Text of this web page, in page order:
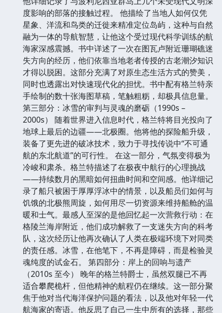
度影响的部落的接触过程。 他描绘了当地人如何仅凭
星象、洋流和鸟类的迁徙来精准定位岛屿，这种与自然
融为一体的导航智慧，让他这个受过现代科学训练的航
海家深感震撼。书中详述了一次在图瓦卢附近珊瑚礁迷
失方向的经历，他们依靠当地老者传授的古老潮汐知识
才得以脱困。这部分充满了对原生态生活方式的赞美，
同时也透露出对快速现代化的担忧。书中配有格兰特亲
手绘制的数十张海图草稿，笔触粗粝，却极具信息量。
第三部分：冰雪的审判与灵魂的磨砺（1990s –
2000s） 随着世界进入信息时代，格兰特将目光投向了
地球上最后的边疆——北极圈。他将他的探险船升级，
装备了更先进的破冰技术，致力于寻找传说中“不可通
航的东北航道”的可行性。 在这一部分，气氛变得极为
冷峻和肃杀。格兰特描述了在极夜中航行的心理挑战
——持续数月的黑暗如何扭曲时间和空间感。他详细记
录了船只被困于厚厚浮冰中的情景，以及船员们如何与
饥饿的北极熊周旋，如何用尽一切资源来维持船舱的温
暖和士气。最感人至深的是他回忆起一次营救行动：在
格陵兰海岸附近，他们成功解救了一支迷失方向的科考
队，这次经历让他再次确认了人类在极端环境下对同类
的责任感。冰雪，在他笔下，不再是障碍，而是检验灵
魂纯度的试金石。 第四部分：岸上的回响与遗产
（2010s 至今） 晚年的格兰特爵士，虽然双腿已不再
适合攀爬桅杆，但他精神的航程仍在继续。这一部分聚
焦于他对当代海洋保护问题的看法，以及他对年轻一代
航海家的寄语。他反思了自己一生中所有的选择，那些